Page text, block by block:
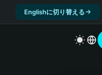
Englishに切り替える